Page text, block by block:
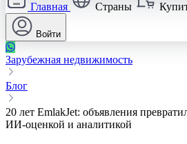
Главная Страны
Войти
Зарубежная недвижимость
Блог
20 лет EmlakJet: объявления
ИИ‑оценкой и аналитикой